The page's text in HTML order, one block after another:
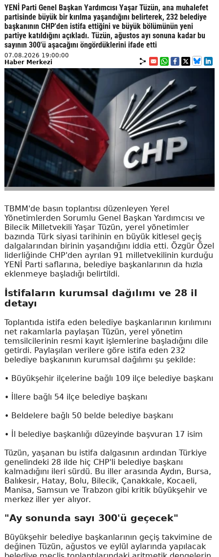
YENİ Parti Genel Başkan Yardımcısı Yaşar Tüzün, ana muhalefet
partisinde büyük bir kırılma yaşandığını belirterek, 232 belediye
başkanının CHP'den istifa ettiğini ve büyük bölümünün yeni
partiye katıldığını açıkladı. Tüzün, ağustos ayı sonuna kadar bu
sayının 300'ü aşacağını öngördüklerini ifade etti
07.08.2026 19:00:00
Haber Merkezi
TBMM'de basın toplantısı düzenleyen Yerel
Yönetimlerden Sorumlu Genel Başkan Yardımcısı ve
Bilecik Milletvekili Yaşar Tüzün, yerel yönetimler
bazında Türk siyasi tarihinin en büyük kitlesel geçiş
dalgalarından birinin yaşandığını iddia etti. Özgür Özel
liderliğinde CHP'den ayrılan 91 milletvekilinin kurduğu
YENİ Parti saflarına, belediye başkanlarının da hızla
eklenmeye başladığı belirtildi.
İstifaların kurumsal dağılımı ve 28 il
detayı
Toplantıda istifa eden belediye başkanlarının kırılımını
net rakamlarla paylaşan Tüzün, yerel yönetim
temsilcilerinin resmi kayıt işlemlerine başladığını dile
getirdi. Paylaşılan verilere göre istifa eden 232
belediye başkanının kurumsal dağılımı şu şekilde:
• Büyükşehir ilçelerine bağlı 109 ilçe belediye başkanı
• İllere bağlı 54 ilçe belediye başkanı
• Beldelere bağlı 50 belde belediye başkanı
• İl belediye başkanlığı düzeyinde başvuran 17 isim
Tüzün, yaşanan bu istifa dalgasının ardından Türkiye
genelindeki 28 ilde hiç CHP'li belediye başkanı
kalmadığını ileri sürdü. Bu iller arasında Aydın, Bursa,
Balıkesir, Hatay, Bolu, Bilecik, Çanakkale, Kocaeli,
Manisa, Samsun ve Trabzon gibi kritik büyükşehir ve
merkez iller yer alıyor.
"Ay sonunda sayı 300'ü geçecek"
Büyükşehir belediye başkanlarının geçiş takvimine de
değinen Tüzün, ağustos ve eylül aylarında yapılacak